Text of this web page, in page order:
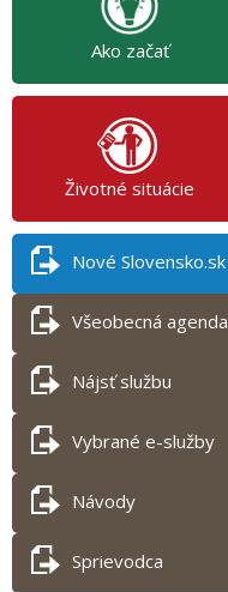
Ako začať
Životné situácie
Nové Slovensko.sk
Všeobecná agenda
Nájsť službu
Vybrané e-služby
Návody
Sprievodca